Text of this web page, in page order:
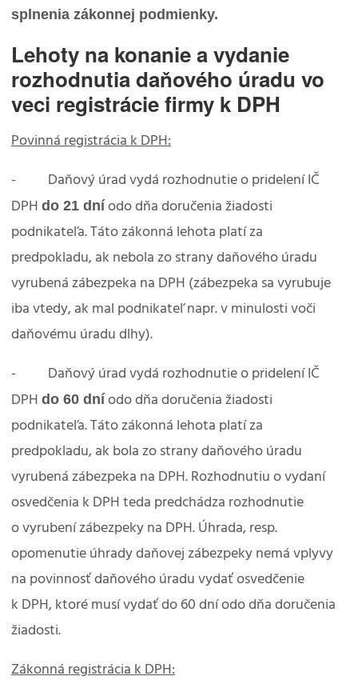
splnenia zákonnej podmienky.
Lehoty na konanie a vydanie
rozhodnutia daňového úradu vo
veci registrácie firmy k DPH
Povinná registrácia k DPH:
- Daňový úrad vydá rozhodnutie o pridelení IČ
DPH do 21 dní odo dňa doručenia žiadosti
podnikateľa. Táto zákonná lehota platí za
predpokladu, ak nebola zo strany daňového úradu
vyrubená zábezpeka na DPH (zábezpeka sa vyrubuje
iba vtedy, ak mal podnikateľ napr. v minulosti voči
daňovému úradu dlhy).
- Daňový úrad vydá rozhodnutie o pridelení IČ
DPH do 60 dní odo dňa doručenia žiadosti
podnikateľa. Táto zákonná lehota platí za
predpokladu, ak bola zo strany daňového úradu
vyrubená zábezpeka na DPH. Rozhodnutiu o vydaní
osvedčenia k DPH teda predchádza rozhodnutie
o vyrubení zábezpeky na DPH. Úhrada, resp.
opomenutie úhrady daňovej zábezpeky nemá vplyvy
na povinnosť daňového úradu vydať osvedčenie
k DPH, ktoré musí vydať do 60 dní odo dňa doručenia
žiadosti.
Zákonná registrácia k DPH: